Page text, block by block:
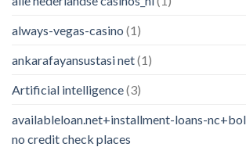
always-vegas-casino (1)
ankarafayansustasi net(1)
Artificial intelligence(3)
availableloan.net+installment-loans-
no credit check places